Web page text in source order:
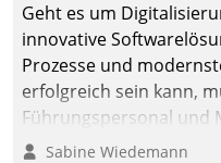
Geht es um
innovative
Prozesse und
erfolgreich sein kann,
Führungspersonal und
verändern und
Sabine Wiedemann